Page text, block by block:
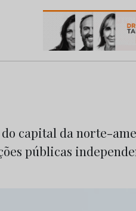
capital da norte-
públicas